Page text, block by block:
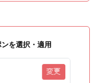
を選択・適用